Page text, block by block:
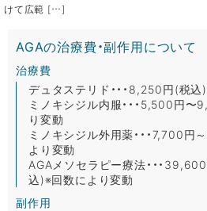
けて広範 […]
AGAの治療費・副作用について
治療費
デュタステリド・・・8,250円(税込)
ミノキシジル内服・・・5,500円
り変動
ミノキシジル外用薬・・・7,700
より変動
AGAメソセラピー療法・・・
込)※回数により変動
副作用